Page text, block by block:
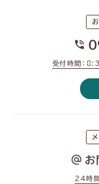
受付時間：
お
24時